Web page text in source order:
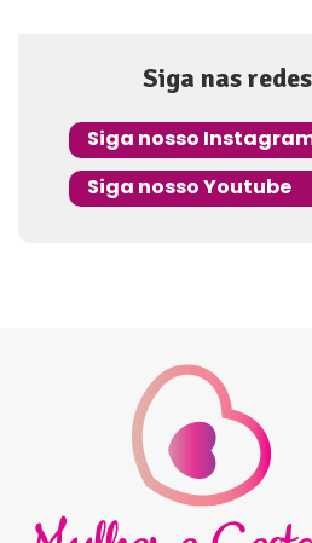
Siga nas
Siga nosso
Siga nosso Youtube